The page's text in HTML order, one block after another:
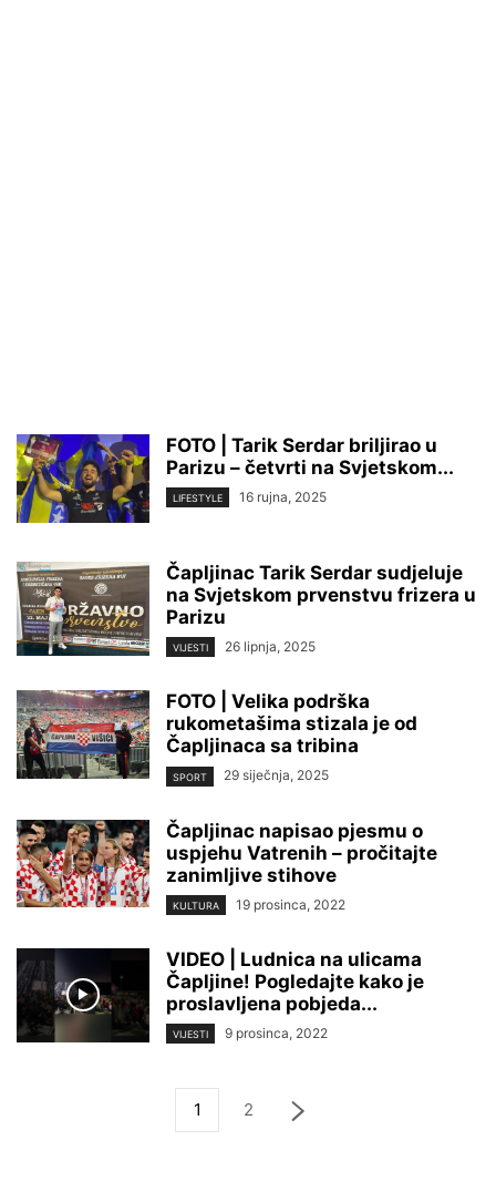
FOTO | Tarik Serdar briljirao u
Parizu – četvrti na Svjetskom...
LIFESTYLE 16 rujna, 2025
Čapljinac Tarik Serdar sudjeluje
na Svjetskom prvenstvu frizera u
Parizu
VIJESTI 26 lipnja, 2025
FOTO | Velika podrška
rukometašima stizala je od
Čapljinaca sa tribina
SPORT 29 siječnja, 2025
Čapljinac napisao pjesmu o
uspjehu Vatrenih – pročitajte
zanimljive stihove
KULTURA 19 prosinca, 2022
VIDEO | Ludnica na ulicama
Čapljine! Pogledajte kako je
proslavljena pobjeda...
VIJESTI 9 prosinca, 2022
1 2